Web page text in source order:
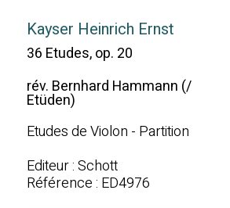
Kayser Heinrich Ernst
36 Etudes, op. 20
rév. Bernhard Hammann (/
Etüden)
Etudes de Violon - Partition
Editeur : Schott
Référence : ED4976